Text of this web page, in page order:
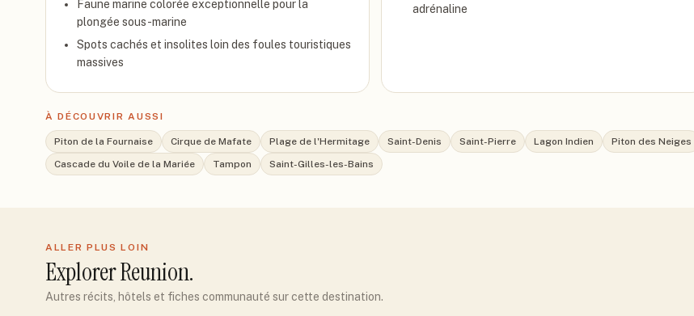
Faune marine colorée exceptionnelle pour la
plongée sous-marine
Spots cachés et insolites loin des foules touristiques
massives
adrénaline
À DÉCOUVRIR AUSSI
Piton de la Fournaise Cirque de Mafate Plage de l'Hermitage Saint-Denis Saint-Pierre Lagon Indien Piton des Neiges
Cascade du Voile de la Mariée
Tampon Saint-Gilles-les-Bains
ALLER PLUS LOIN
ExplorerReunion.
Autres récits, hôtels et fiches communauté sur cette destination.